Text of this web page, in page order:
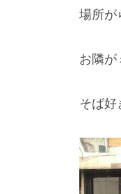
場所が
お隣が
そば好